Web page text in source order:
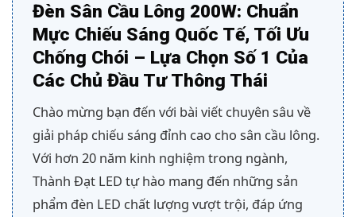
Đèn Sân Cầu Lông 200W: Chuẩn
Mực Chiếu Sáng Quốc Tế, Tối Ưu
Chống Chói – Lựa Chọn Số 1 Của
Các Chủ Đầu Tư Thông Thái
Chào mừng bạn đến với bài viết chuyên sâu về
giải pháp chiếu sáng đỉnh cao cho sân cầu lông.
Với hơn 20 năm kinh nghiệm trong ngành,
Thành Đạt LED tự hào mang đến những sản
phẩm đèn LED chất lượng vượt trội, đáp ứng